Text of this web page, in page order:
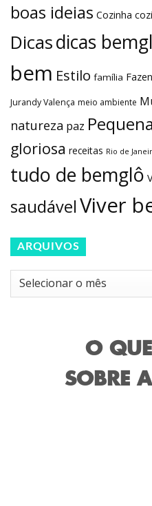
boas ideias Cozinha
Dicasdicas
bem Estilo família
Jurandy Valença meio ambiente
natureza paz
gloriosa receitas Rio de
tudo de bemglô
saudávelViver
ARQUIVOS
Arquivos
O
SOBRE